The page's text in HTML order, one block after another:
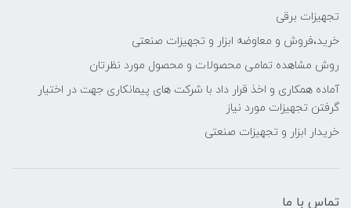
تجهیزات برقی
خرید،فروش و معاوضه ابزار و تجهیزات صنعتی
روش مشاهده تمامی محصولات و محصول مورد نظرتان
آماده همکاری و اخذ قرار داد با شرکت های پیمانکاری جهت در اختیار
گرفتن تجهیزات مورد نیاز
خریدار ابزار و تجهیزات صنعتی
تماس با ما